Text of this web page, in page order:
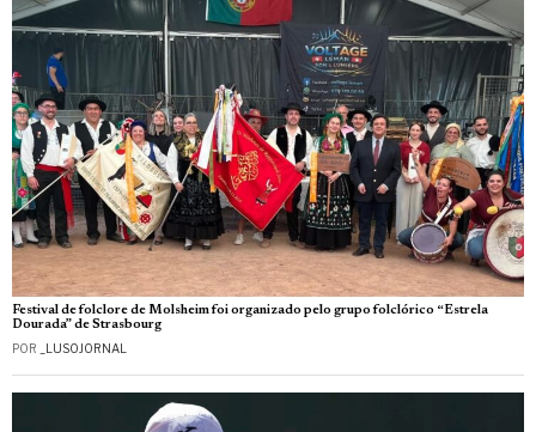
Festival de folclore de Molsheim foi organizado pelo grupo folclórico “Estrela
Dourada” de Strasbourg
POR _LUSOJORNAL